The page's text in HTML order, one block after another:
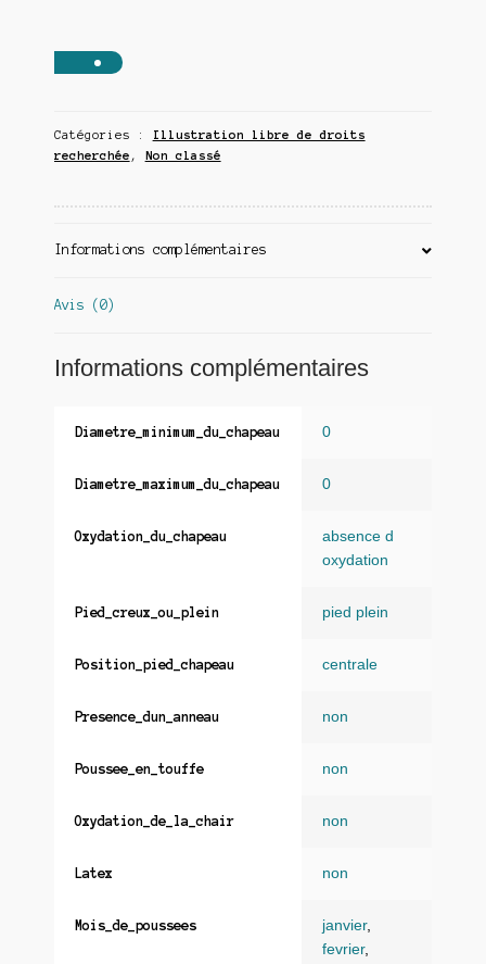
Catégories :
Illustration libre de droits
recherchée , Non classé
Informations complémentaires
Avis (0)
Informations complémentaires
Diametre_minimum_du_chapeau 0
Diametre_maximum_du_chapeau 0
Oxydation_du_chapeau
absence d
oxydation
Pied_creux_ou_plein pied plein
Position_pied_chapeau centrale
Presence_dun_anneau non
Poussee_en_touffe non
Oxydation_de_la_chair non
Latex non
Mois_de_poussees janvier,
fevrier,